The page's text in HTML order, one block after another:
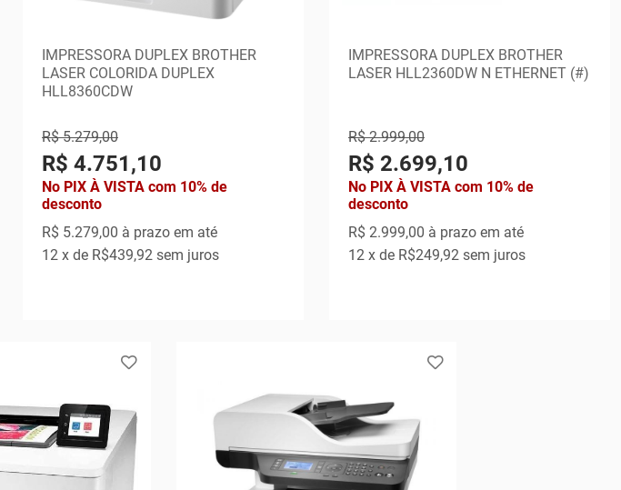
IMPRESSORA DUPLEX BROTHER
LASER COLORIDA DUPLEX
HLL8360CDW
R$ 5.279,00
R$ 4.751,10
No PIX À VISTA com 10% de
desconto
R$ 5.279,00 à prazo em até
12 x de R$439,92 sem juros
IMPRESSORA DUPLEX BROTHER
LASER HLL2360DW N ETHERNET (#)
R$ 2.999,00
R$ 2.699,10
No PIX À VISTA com 10% de
desconto
R$ 2.999,00 à prazo em até
12x de R$249,92sem juros